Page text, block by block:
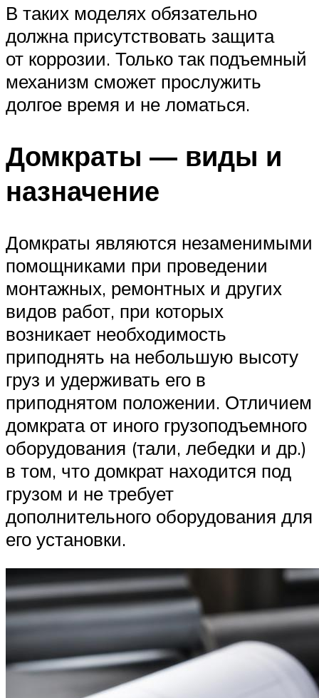
В таких моделях обязательно
должна присутствовать защита
от коррозии. Только так подъемный
механизм сможет прослужить
долгое время и не ломаться.
Домкраты — виды и
назначение
Домкраты являются незаменимыми
помощниками при проведении
монтажных, ремонтных и других
видов работ, при которых
возникает необходимость
приподнять на небольшую высоту
груз и удерживать его в
приподнятом положении. Отличием
домкрата от иного грузоподъемного
оборудования (тали, лебедки и др.)
в том, что домкрат находится под
грузом и не требует
дополнительного оборудования для
его установки.